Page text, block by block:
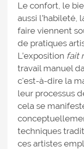
Le confort, le
aussi l’habileté,
faire viennent
de pratiques
L’exposition fait
travail manuel
c'est-à-dire la
leur processus
cela se
techniques
ces artistes